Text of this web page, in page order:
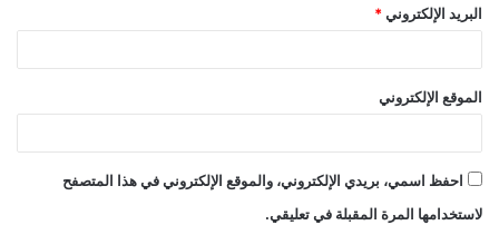
البريد الإلكتروني *
الموقع الإلكتروني
احفظ اسمي، بريدي الإلكتروني، والموقع الإلكتروني في هذا المتصفح
لاستخدامها المرة المقبلة في تعليقي.